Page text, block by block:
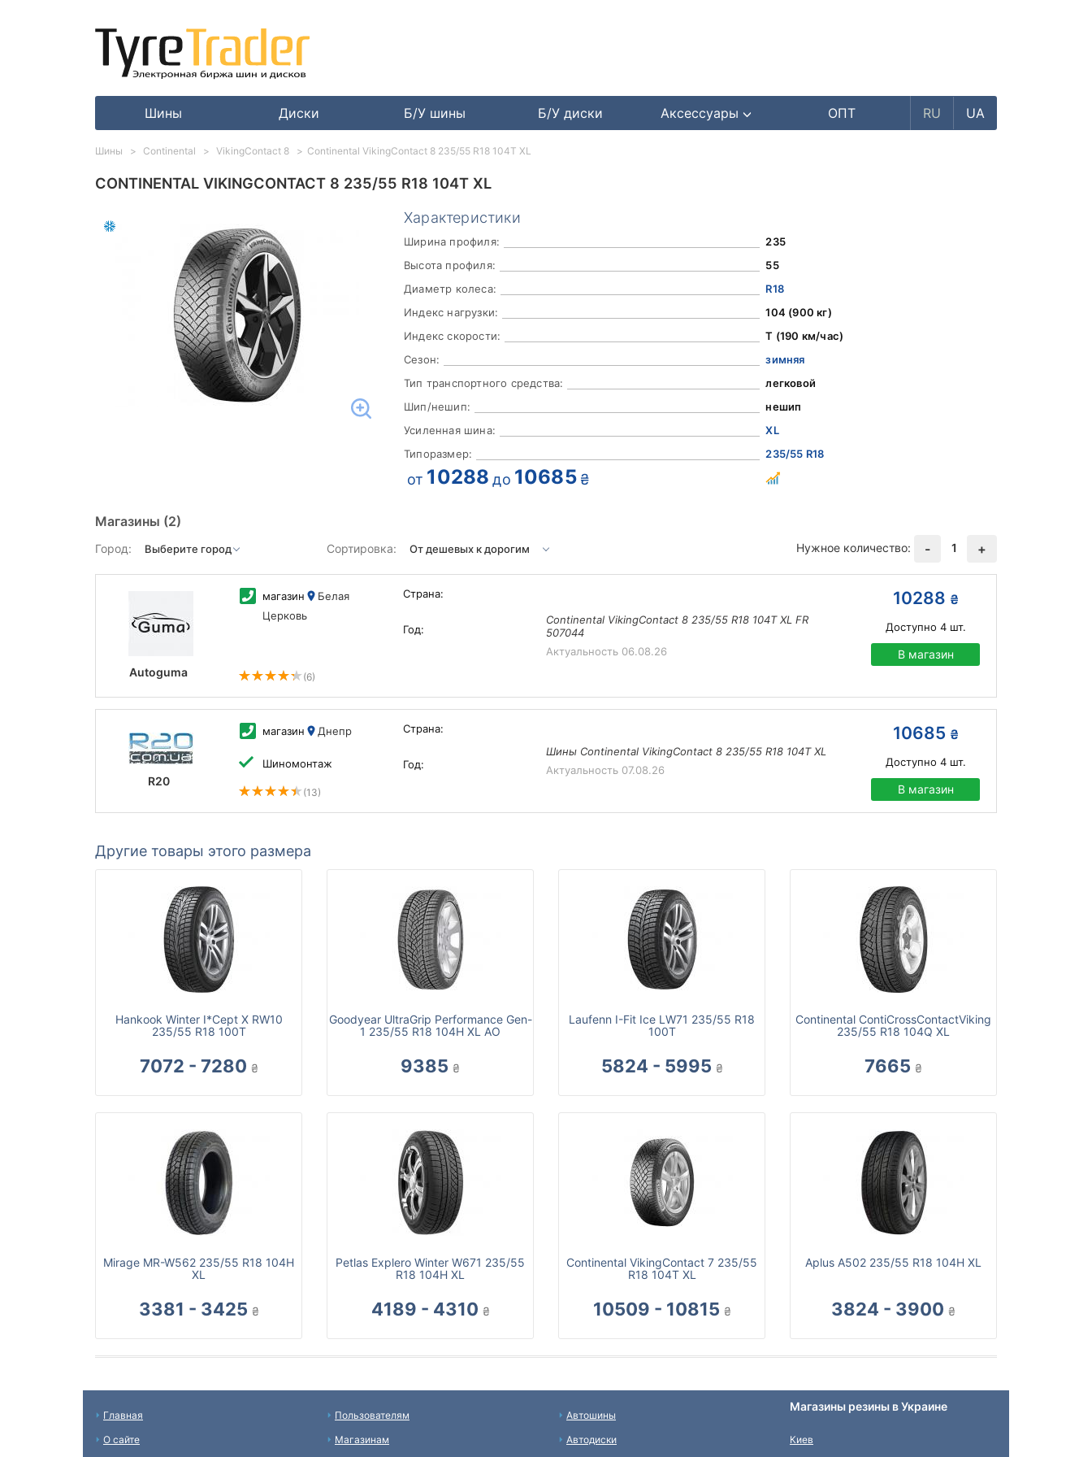
Шины Диски Б/У шины Б/У диски Аксессуары ОПТ RU UA
CONTINENTAL VIKINGCONTACT 8 235/55 R18 104T XL
Характеристики
Ширина профиля:
235
Высота профиля:
55
Диаметр колеса:
R18
Индекс нагрузки:
104 (900 кг)
Индекс скорости:
T (190 км/час)
Сезон:
зимняя
Тип транспортного средства:
легковой
Шип/нешип:
нешип
Усиленная шина:
XL
Типоразмер:
235/55 R18
от 10288 до 10685 ₴
Магазины (2)
Город: Сортировка: Нужное количество: - 1 +
Autoguma
магазин
Белая
Церковь
(6)
Страна:
Год:
Continental VikingContact 8 235/55 R18 104T XL FR
507044
Актуальность 06.08.26
10288 ₴
Доступно 4шт.
В магазин
R20
магазин Днепр
Шиномонтаж
(13)
Страна:
Год:
Шины Continental VikingContact 8 235/55 R18 104T XL
Актуальность 07.08.26
10685 ₴
Доступно 4шт.
В магазин
Другие товары этого размера
Hankook Winter I*Cept X RW10
235/55 R18 100T
7072 - 7280 ₴
Goodyear UltraGrip Performance Gen-
1 235/55 R18 104H XL AO
9385 ₴
Laufenn I-Fit Ice LW71 235/55 R18
100T
5824 - 5995 ₴
Continental ContiCrossContactViking
235/55 R18 104Q XL
7665 ₴
Mirage MR-W562 235/55 R18 104H
XL
3381 - 3425 ₴
Petlas Explero Winter W671 235/55
R18 104H XL
4189 - 4310 ₴
Continental VikingContact 7 235/55
R18 104T XL
10509 - 10815 ₴
Aplus A502 235/55 R18 104H XL
3824 - 3900 ₴
Шины Continental VikingContact 8 Continental VikingContact 8 235/55 R18 104T XL
Главная
О сайте
Пользователям
Магазинам
Автошины
Автодиски
Магазины резины в Украине
Киев